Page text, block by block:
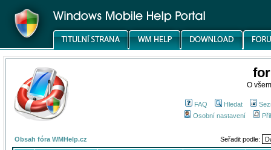
O
FAQ Hledat
Osobní nastavení
Obsah fóra WMHelp.cz Seřadit podle: